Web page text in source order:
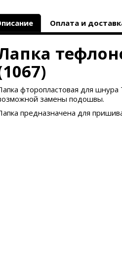
Оплата и
фторопластовая для
замены подошвы.
предназначена для